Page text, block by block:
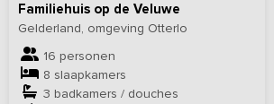
Familiehuis op de Veluwe
Gelderland, omgeving Otterlo
16 personen
8 slaapkamers
3 badkamers / douches